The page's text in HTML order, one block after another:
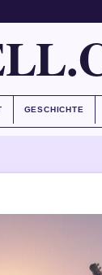
GESCHICHTE